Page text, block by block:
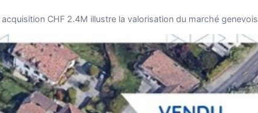
CHF 2.4M illustre la valorisation du marché genevois